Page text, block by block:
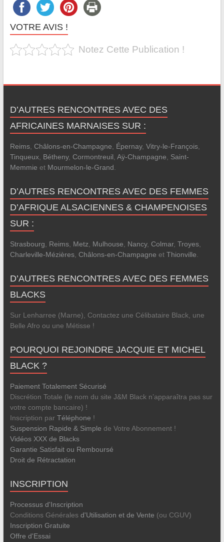
VOTRE AVIS !
Notez Cette Publication !
D’AUTRES RENCONTRES AVEC DES
AFRICAINES MARNAISES SUR :
Reims, Châlons-en-Champagne, Épernay, Vitry-le-François,
Tinqueux, Bétheny, Cormontreuil, Aÿ-Champagne, Saint-
Memmie et Mourmelon-le-Grand.
D’AUTRES RENCONTRES AVEC DES FEMMES
D’AFRIQUE ALSACIENNES & CHAMPENOISES
SUR :
Strasbourg, Reims, Metz, Mulhouse, Nancy, Colmar, Troyes,
Charleville-Mézières, Châlons-en-Champagne et Thionville.
D’AUTRES RENCONTRES AVEC DES FEMMES
BLACKS
Sur Lenharree (Marne), Contactez une Célibataire Black, une
Belle Afro ou une Métisse !
POURQUOI REJOINDRE JACQUIE ET MICHEL
BLACK ?
Paiement Totalement Sécurisé
Discrétion Totale (le nom du site J&M Black n’apparaîtra pas sur
votre compte bancaire) !
Inscription par Téléphone !
Suspension Rapide & Simple de Votre Abonnement !
Vidéos XXX de Blacks
Garantie Satisfait ou Remboursé
Droit de Rétractation
INSCRIPTION
Processus d'Inscription
Conditions Générales d'Utilisation et de Vente (ou CGUV)
Inscription Gratuite
Offre d'Essai